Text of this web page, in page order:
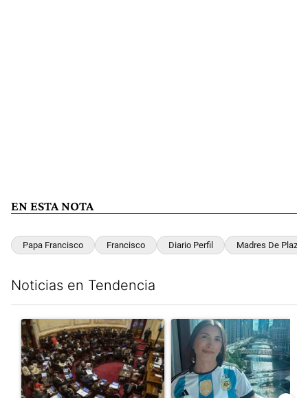
EN ESTA NOTA
Papa Francisco Francisco Diario Perfil Madres De Plaza
Noticias en Tendencia
Un artículo de tendencia con el título "El Senado dio media
Un artículo de tendencia con